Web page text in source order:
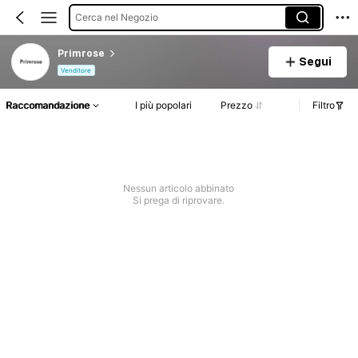
Cerca nel Negozio
Primrose
Venditore
Segui
Raccomandazione I più popolari Prezzo Filtro
Nessun articolo abbinato
Si prega di riprovare.